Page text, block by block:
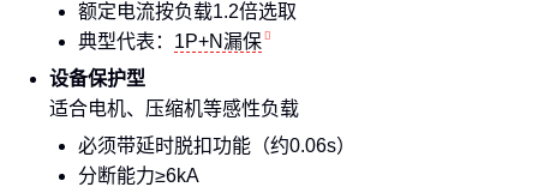
额定电流按负载1.2倍选取
典型代表： 1P+N漏保
设备保护型
适合电机、压缩机等感性负载
必须带延时脱扣功能（约0.06s）
分断能力≥6kA